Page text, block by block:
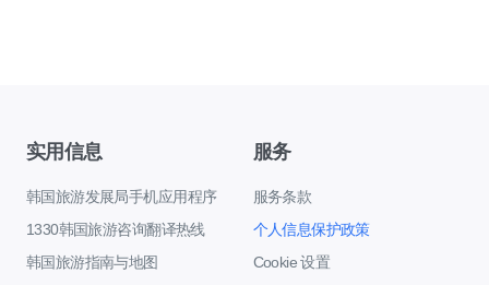
实用信息
韩国旅游发展局手机应用程序
1330韩国旅游咨询翻译热线
韩国旅游指南与地图
服务
服务条款
个人信息保护政策
Cookie 设置